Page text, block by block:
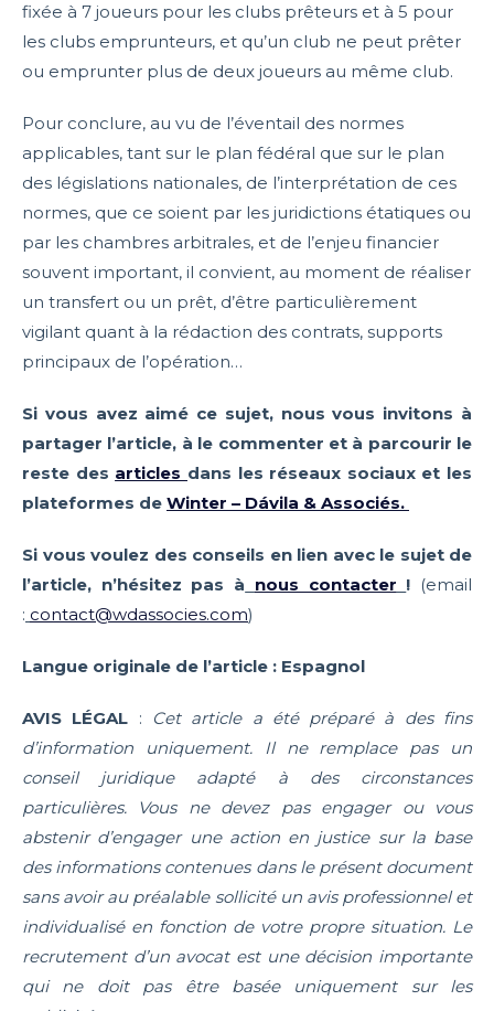
fixée à 7 joueurs pour les clubs prêteurs et à 5 pour
les clubs emprunteurs, et qu’un club ne peut prêter
ou emprunter plus de deux joueurs au même club.
Pour conclure, au vu de l’éventail des normes
applicables, tant sur le plan fédéral que sur le plan
des législations nationales, de l’interprétation de ces
normes, que ce soient par les juridictions étatiques ou
par les chambres arbitrales, et de l’enjeu financier
souvent important, il convient, au moment de réaliser
un transfert ou un prêt, d’être particulièrement
vigilant quant à la rédaction des contrats, supports
principaux de l’opération…
Si vous avez aimé ce sujet, nous vous invitons à
partager l’article, à le commenter et à parcourir le
reste des articles dans les réseaux sociaux et les
plateformes de Winter – Dávila & Associés.
Si vous voulez des conseils en lien avec le sujet de
l’article, n’hésitez pas à nous contacter ! (email
: contact@wdassocies.com)
Langue originale de l’article : Espagnol
AVIS LÉGAL :
Cet article a été préparé à des fins
d’information uniquement. Il ne remplace pas un
conseil juridique adapté à des circonstances
particulières. Vous ne devez pas engager ou vous
abstenir d’engager une action en justice sur la base
des informations contenues dans le présent document
sans avoir au préalable sollicité un avis professionnel et
individualisé en fonction de votre propre situation. Le
recrutement d’un avocat est une décision importante
qui ne doit pas être basée uniquement sur les